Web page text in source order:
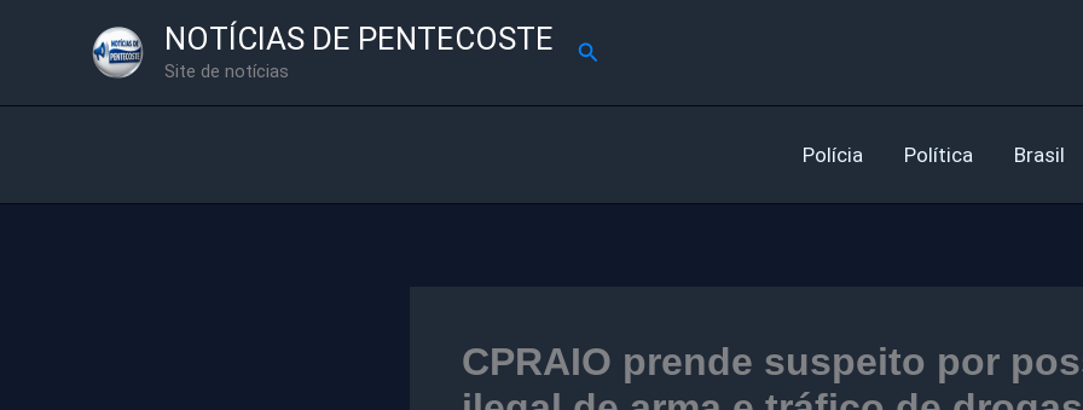
NOTÍCIAS DE PENTECOSTE
Site de notícias
Pesquisar
Polícia Política Brasil
CPRAIO prende suspeito por